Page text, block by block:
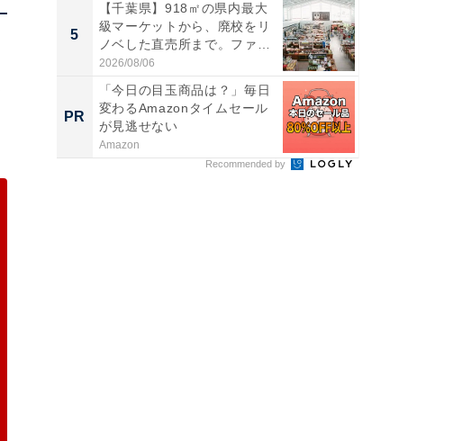
5
【千葉県】918㎡の県内最大
級マーケットから、廃校をリ
ノベした直売所まで。ファ
ー...
2026/08/06
PR
「今日の目玉商品は？」毎日
変わるAmazonタイムセール
が見逃せない
Amazon
Recommended by